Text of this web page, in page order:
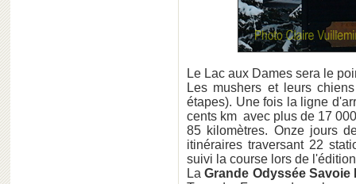
Le Lac aux Dames sera le
Les mushers et leurs
étapes). Une fois la ligne
cents km avec plus de 17
85 kilomètres. Onze jours
itinéraires traversant 22
suivi la course lors de
LaGrande Odyssée Savoie